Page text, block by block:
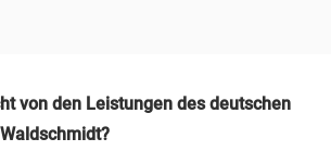
von den Leistungen des deutschen